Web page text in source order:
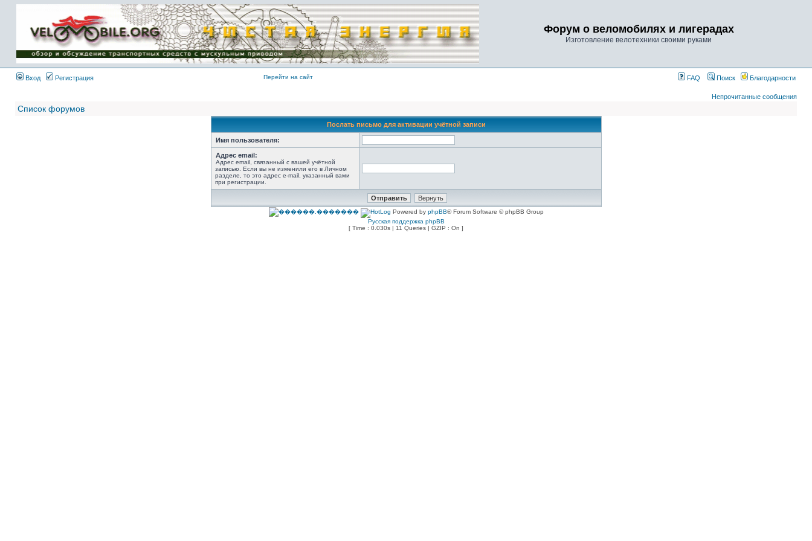
Имя пользователя:
Пароль:
{ LOG_ME_IN_SHORT
}
Форум о веломобилях и лигерадах
Изготовление велотехники своими руками
Вход Регистрация Перейти на сайт FAQ Поиск Благодарности
Непрочитанные сообщения
Список форумов
Послать письмо для активации учётной записи
Имя пользователя:
Адрес email:
Адрес email, связанный с вашей учётной
записью. Если вы не изменили его в Личном
разделе, то это адрес e-mail, указанный вами
при регистрации.
Powered by phpBB® Forum Software © phpBB Group
Русская поддержка phpBB
[ Time : 0.030s | 11 Queries | GZIP : On ]